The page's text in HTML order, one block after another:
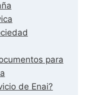
para
de Enai?